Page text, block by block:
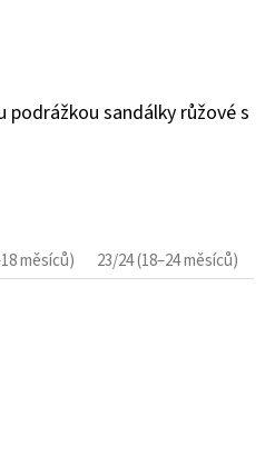
podrážkou sandálky růžové s
měsíců) 23/24 (18–24 měsíců)